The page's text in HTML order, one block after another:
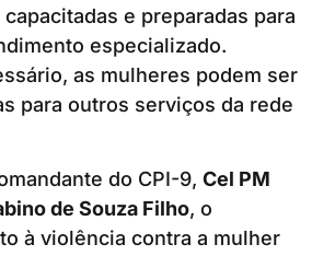
e preparadas para
especializado.
as mulheres podem ser
para outros serviços da rede
do CPI-9, Cel PM
de Souza Filho, o
à violência contra a mulher